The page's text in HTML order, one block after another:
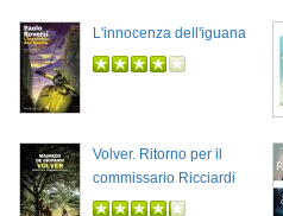
L'innocenza dell'iguana
Volver. Ritorno per il
commissario Ricciardi